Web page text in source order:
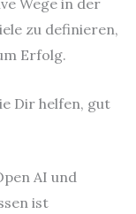
Wege in der
zu definieren,
Erfolg.
Dir helfen, gut
AI und
ist